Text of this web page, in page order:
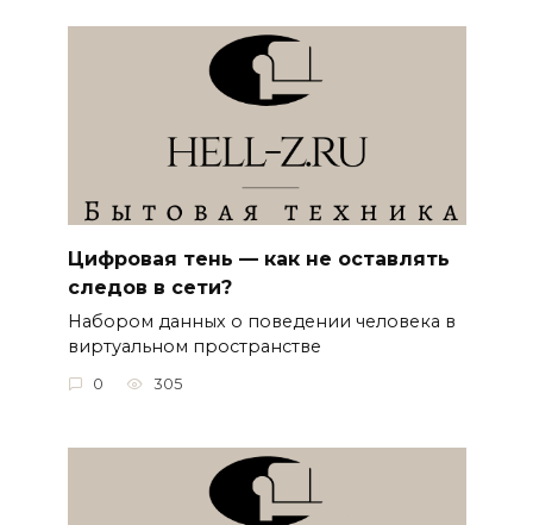
Цифровая тень — как не оставлять
следов в сети?
Набором данных о поведении человека в
виртуальном пространстве
0 305